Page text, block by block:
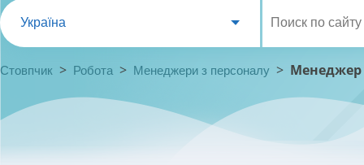
Україна
Стовпчик > Робота > Менеджери з персоналу > Менеджер